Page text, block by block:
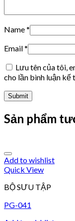
Name*
Email*
Lưu tên của tôi,
cho lần bình luận kế
Sản phẩm
Add to wishlist
Quick View
BỘ SƯU TẬP
PG-041